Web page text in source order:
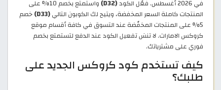
في 2026 أغسطس. فعّل الكود
(D32)
واستمتع بخصم 10% على
المنتجات كاملة السعر المخفضة، ويتيح لك الكوبون التالي(D33)
خصم
5% على المنتجات المخفّضة عند التسوق في كافة أقسام موقع
كروكس الامارات. لا تنسَ تفعيل الكود عند الدفع لتستمتع بخصم
فوري على مشترياتك.
كيف تستخدم كود كروكس الجديد على
طلبك؟